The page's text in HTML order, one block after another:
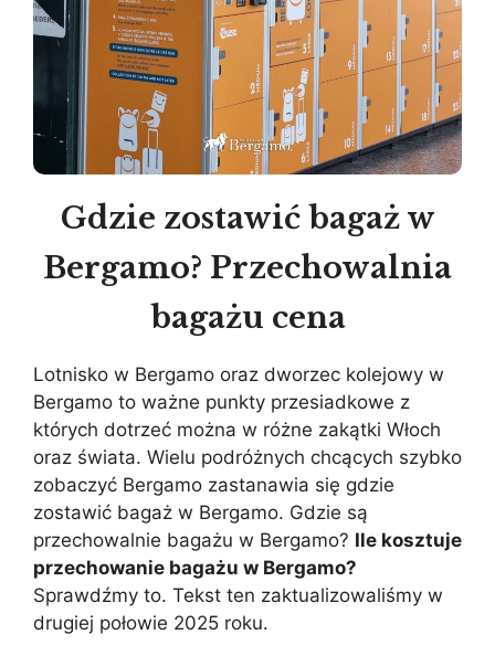
Gdzie zostawić bagaż w
Bergamo? Przechowalnia
bagażu cena
Lotnisko w Bergamo oraz dworzec kolejowy w
Bergamo to ważne punkty przesiadkowe z
których dotrzeć można w różne zakątki Włoch
oraz świata. Wielu podróżnych chcących szybko
zobaczyć Bergamo zastanawia się gdzie
zostawić bagaż w Bergamo. Gdzie są
przechowalnie bagażu w Bergamo? Ile kosztuje
przechowanie bagażu w Bergamo?
Sprawdźmy to. Tekst ten zaktualizowaliśmy w
drugiej połowie 2025 roku.